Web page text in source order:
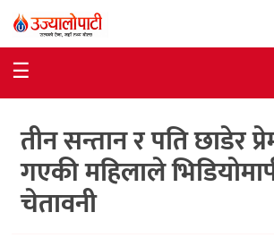
राजनीति
विशेष
आर्थिक
विचार
☰
तीन सन्तान र पति छाडेर
गएकी महिलाले
चेतावनी